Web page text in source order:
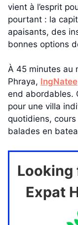
vient à l’esprit
pourtant : la
apaisants, des
bonnes options
À 45 minutes au
Phraya, IngNatee
end abordables.
pour une villa
quotidiens,
balades en
Looking
Expat